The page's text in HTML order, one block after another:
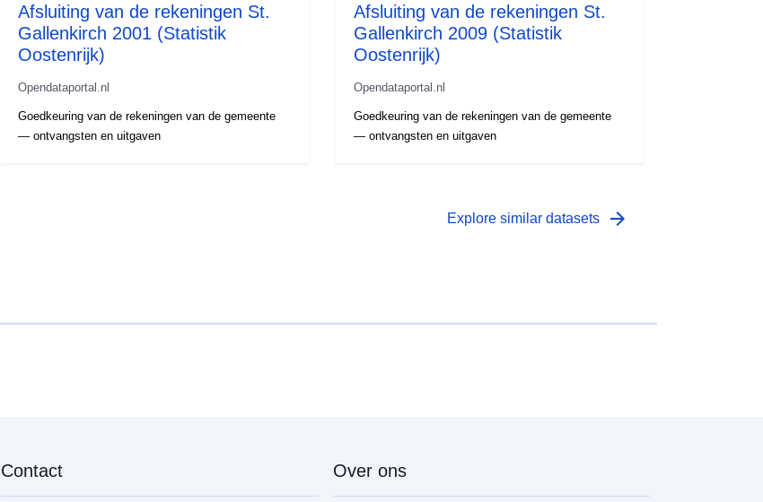
Afsluiting van de rekeningen St.
Gallenkirch 2001 (Statistik
Oostenrijk)
Opendataportal.nl
Goedkeuring van de rekeningen van de gemeente
— ontvangsten en uitgaven
Afsluiting van de rekeningen St.
Gallenkirch 2009 (Statistik
Oostenrijk)
Opendataportal.nl
Goedkeuring van de rekeningen van de gemeente
— ontvangsten en uitgaven
Explore similar datasets arrow_forward
Contact Over ons